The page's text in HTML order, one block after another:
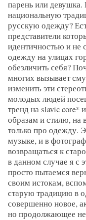
парень или
национальную
русскую одежду?
представители
идентичностью и не
одежду на улицах
обезличить себя?
многих вызывает
изменить эти
молодых людей
тренд на slavic core*
образам и стилю, на
только про одежду.
музыке, и в
возвращаться к
в данном случае я с
просто пытаемся
своим истокам,
старую традицию в
совершенно новое,
но продолжающее